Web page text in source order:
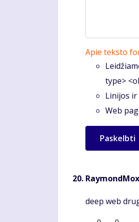
Apie teksto
type>
Linijos
Web
RaymondMox
deep web